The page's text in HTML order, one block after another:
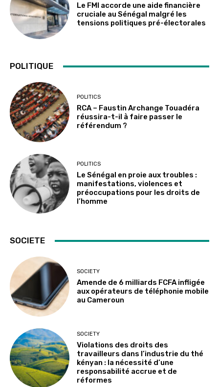
Le FMI accorde une aide financière
cruciale au Sénégal malgré les
tensions politiques pré-électorales
POLITIQUE
POLITICS
RCA – Faustin Archange Touadéra
réussira-t-il à faire passer le
référendum ?
POLITICS
Le Sénégal en proie aux troubles :
manifestations, violences et
préoccupations pour les droits de
l’homme
SOCIETE
SOCIETY
Amende de 6 milliards FCFA infligée
aux opérateurs de téléphonie mobile
au Cameroun
SOCIETY
Violations des droits des
travailleurs dans l’industrie du thé
kényan : la nécessité d’une
responsabilité accrue et de
réformes